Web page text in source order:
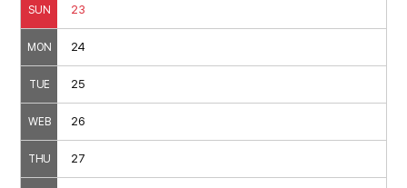
SUN 23
MON 24
TUE 25
WEB 26
THU 27